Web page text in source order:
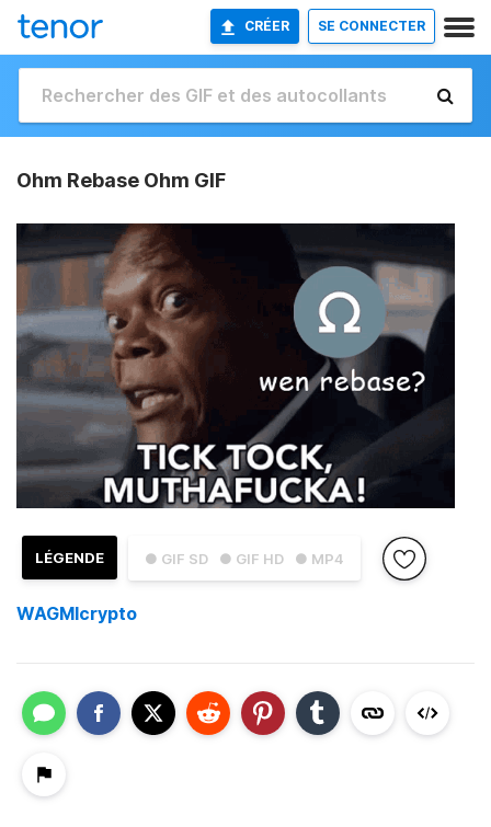
CRÉER SE CONNECTER
Ohm Rebase Ohm GIF
● GIF SD ● GIF HD ● MP4
LÉGENDE
WAGMIcrypto